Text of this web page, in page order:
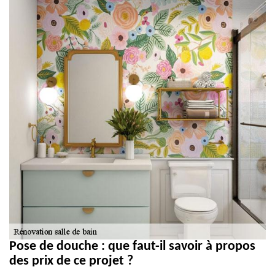
Pose de douche : que faut-il savoir à propos
des prix de ce projet ?